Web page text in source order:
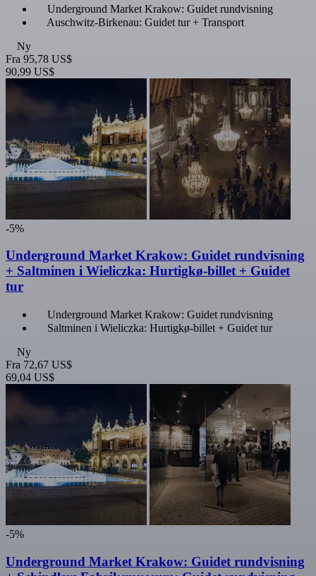
Underground Market Krakow: Guidet rundvisning
Auschwitz-Birkenau: Guidet tur + Transport
Ny
Fra 95,78 US$
90,99 US$
-5%
Underground Market Krakow: Guidet rundvisning
+ Saltminen i Wieliczka: Hurtigkø-billet + Guidet
tur
Underground Market Krakow: Guidet rundvisning
Saltminen i Wieliczka: Hurtigkø-billet + Guidet tur
Ny
Fra 72,67 US$
69,04 US$
-5%
Underground Market Krakow: Guidet rundvisning